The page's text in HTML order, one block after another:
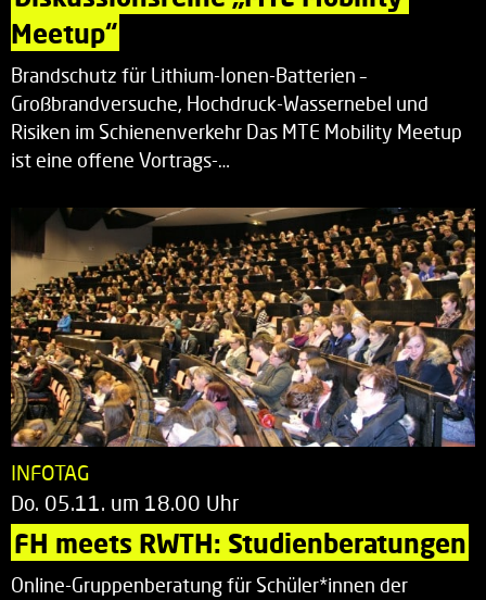
Meetup“
Brandschutz für Lithium-Ionen-Batterien –
Großbrandversuche, Hochdruck-Wassernebel und
Risiken im Schienenverkehr Das MTE Mobility Meetup
ist eine offene Vortrags-…
INFOTAG
Do. 05.11. um 18.00 Uhr
FH meets RWTH: Studienberatungen
Online-Gruppenberatung für Schüler*innen der